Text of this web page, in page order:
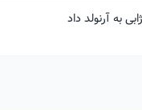
به آرنولد داد